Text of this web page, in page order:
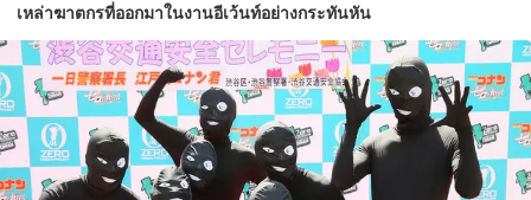
เหล่าฆาตกรที่ออกมาในงานอีเว้นท์อย่างกระทันหัน